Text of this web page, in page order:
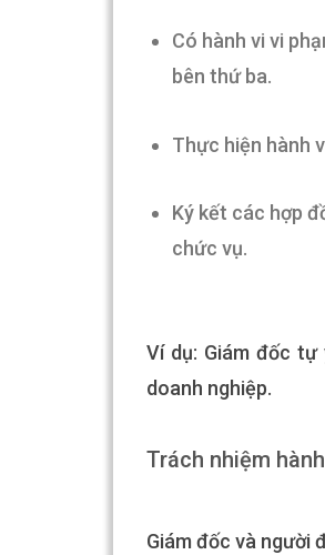
Có hành vi vi
bên thứ ba.
Thực hiện hành
Ký kết các hợp
chức vụ.
Ví dụ: Giám đốc
doanh nghiệp.
Trách nhiệm
Giám đốc và người